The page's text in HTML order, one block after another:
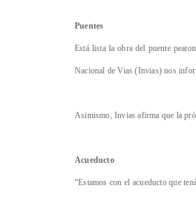
Puentes
Está lista la obra del puente
Nacional de Vias (Invias) nos
Asimismo, Invias afirma que la
Acueducto
“Estamos con el acueducto que